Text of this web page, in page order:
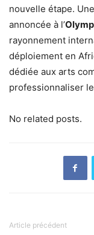
nouvelle étape.
annoncée à l’
rayonnement
déploiement en
dédiée aux arts
professionnaliser
No related posts.
Article précédent